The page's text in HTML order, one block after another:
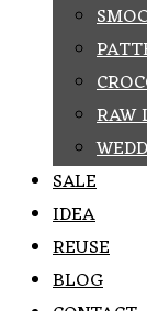
RAW
SALE
IDEA
REUSE
BLOG